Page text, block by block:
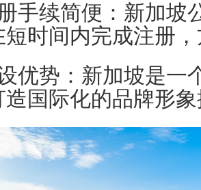
手续简便：新加坡
时间内完成注册
优势：新加坡是一
造国际化的品牌形